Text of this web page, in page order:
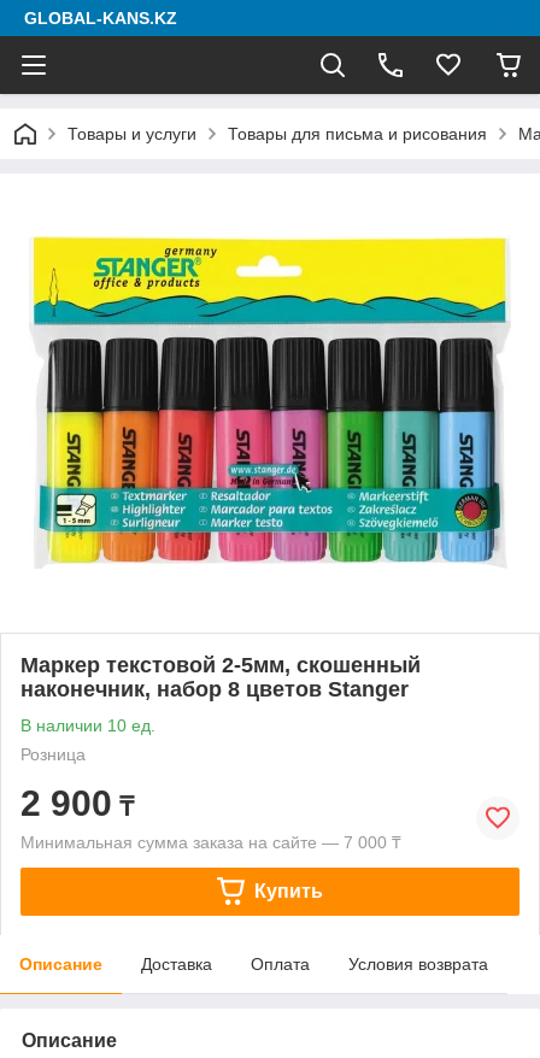
GLOBAL-KANS.KZ
Товары и услуги Товары для письма и рисования
Маркер текстовой 2-5мм, скошенный
наконечник, набор 8 цветов Stanger
В наличии 10 ед.
Розница
2 900 ₸
Минимальная сумма заказа на сайте — 7 000 ₸
Купить
Описание Доставка Оплата Условия возврата
Описание